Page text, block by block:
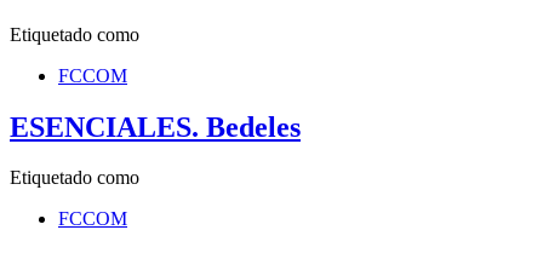
Etiquetado como
FCCOM
ESENCIALES. Bedeles
Etiquetado como
FCCOM